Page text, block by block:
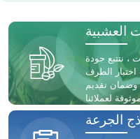
العشبية
، نتتبع جودة
اختبار الطرف
وضمان تقديم
الجرعة